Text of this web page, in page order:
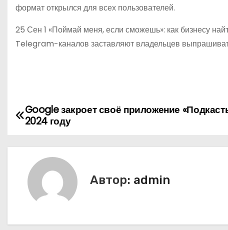
формат открылся для всех пользователей.
25 Сен 1 «Поймай меня, если сможешь»: как бизнесу
Telegram-каналов заставляют владельцев
НGoogle закроет своё приложение
2024 году
Автор: admin